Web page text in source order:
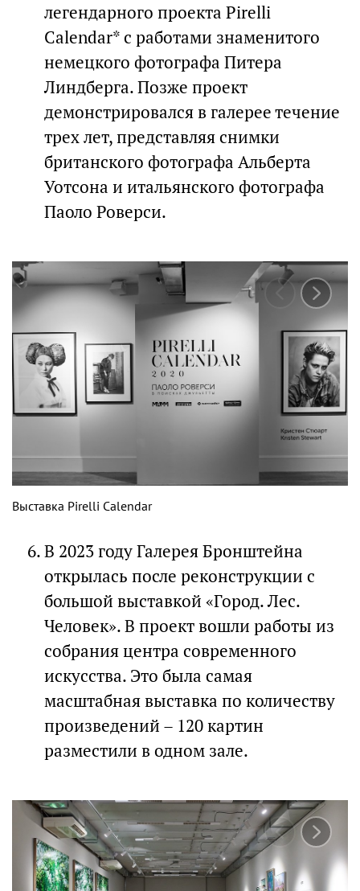
легендарного проекта Pirelli
Calendar* с работами знаменитого
немецкого фотографа Питера
Линдберга. Позже проект
демонстрировался в галерее течение
трех лет, представляя снимки
британского фотографа Альберта
Уотсона и итальянского фотографа
Паоло Роверси.
Выставка Pirelli Calendar
В 2023 году Галерея Бронштейна
открылась после реконструкции с
большой выставкой «Город. Лес.
Человек». В проект вошли работы из
собрания центра современного
искусства. Это была самая
масштабная выставка по количеству
произведений – 120 картин
разместили в одном зале.